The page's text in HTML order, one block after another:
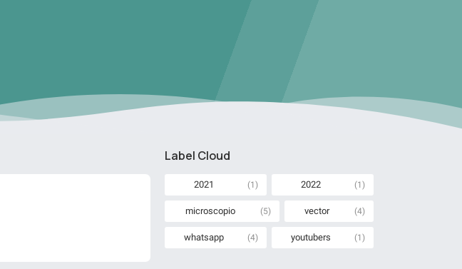
Label Cloud
2021 (1) 2022 (1)
microscopio (5) vector (4)
whatsapp (4) youtubers (1)